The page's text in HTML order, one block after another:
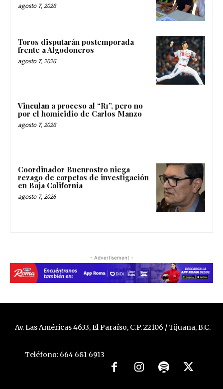
agosto 7, 2026
Toros disputarán postemporada
frente a Algodoneros
agosto 7, 2026
Vinculan a proceso al “R1”, pero no
por el homicidio de Carlos Manzo
agosto 7, 2026
Coordinador Buenrostro niega
rezago de carpetas de investigación
en Baja California
agosto 7, 2026
- Advertisement -
Av. Las Américas 4633, El Paraíso, C.P. 22106 / Tijuana, B.C.
Teléfono: 664 681 6913